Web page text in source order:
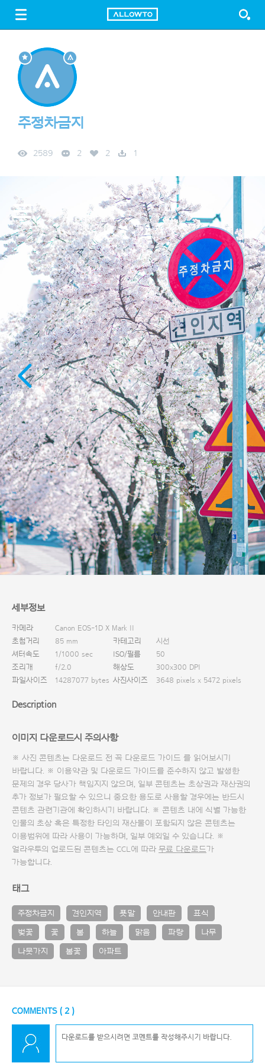
FREE DOWNLOAD
주정차금지
2589 2 2 1
세부정보
카메라
Canon EOS-1D X Mark II
초첨거리
85 mm 카테고리
시선
셔터속도
1/1000 sec ISO/필름
50
조리개
f/2.0 해상도
300x300 DPI
파일사이즈
14287077 bytes 사진사이즈 3648 pixels x 5472 pixels
Description
이미지 다운로드시 주의사항
※ 사진 콘텐츠는 다운로드 전 꼭 다운로드 가이드 를 읽어보시기
바랍니다. ※ 이용약관 및 다운로드 가이드를 준수하지 않고 발생한
문제의 경우 당사가 책임지지 않으며, 일부 콘텐츠는 초상권과 재산권의
추가 정보가 필요할 수 있으니 중요한 용도로 사용할 경우에는 반드시
콘텐츠 관련기관에 확인하시기 바랍니다. ※ 콘텐츠 내에 식별 가능한
인물의 초상 혹은 특정한 타인의 재산물이 포함되지 않은 콘텐츠는
이용범위에 따라 사용이 가능하며, 일부 예외일 수 있습니다. ※
얼라우투의 업로드된 콘텐츠는 CCL에 따라 무료 다운로드 가
가능합니다.
태그
주정차금지 견인지역 푯말 안내판 표식
벚꽃 꽃 봄 하늘 맑음 파랑 나무
나뭇가지 봄꽃 아파트
COMMENTS ( 2 )